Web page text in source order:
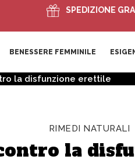
SPEDIZIONE
BENESSERE FEMMINILE
la disfunzione erettile
RIMEDI NATURALI
la